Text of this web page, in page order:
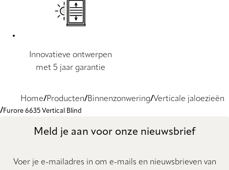
Innovatieve ontwerpen
met 5 jaar garantie
Home Producten Binnenzonwering Verticale jaloezieën
Furore 6635 Vertical Blind
Meld je aan voor onze nieuwsbrief
Voer je e-mailadres in om e-mails en nieuwsbrieven van